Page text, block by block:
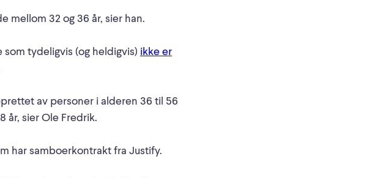
mellom 32 og 36 år, sier han.
tydeligvis (og heldigvis) ikke er
av personer i alderen 36 til 56
år, sier Ole Fredrik.
har samboerkontrakt fra Justify.